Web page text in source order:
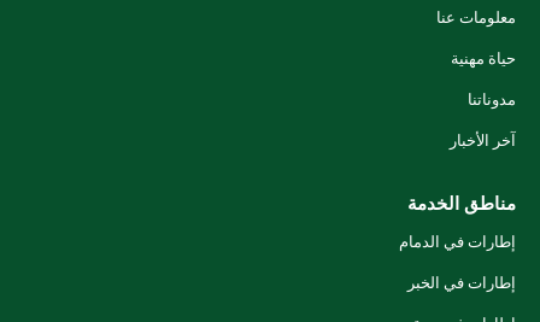
معلومات عنا
حياة مهنية
مدوناتنا
آخر الأخبار
مناطق الخدمة
إطارات في الدمام
إطارات في الخبر